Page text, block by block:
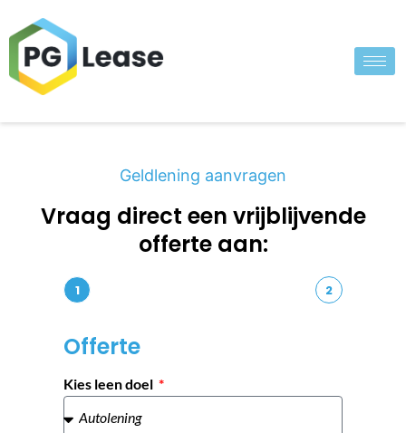
Geldlening aanvragen
Vraag direct een vrijblijvende
offerte aan:
1 2
Offerte
Kies leen doel